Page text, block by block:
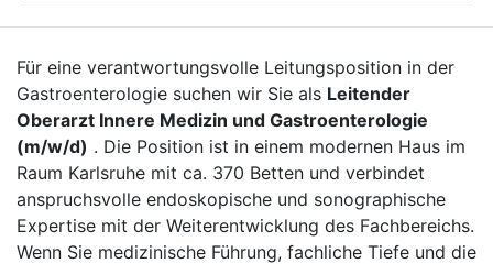
Für eine verantwortungsvolle Leitungsposition in der
Gastroenterologie suchen wir Sie als Leitender
Oberarzt Innere Medizin und Gastroenterologie
(m/w/d) . Die Position ist in einem modernen Haus im
Raum Karlsruhe mit ca. 370 Betten und verbindet
anspruchsvolle endoskopische und sonographische
Expertise mit der Weiterentwicklung des Fachbereichs.
Wenn Sie medizinische Führung, fachliche Tiefe und die